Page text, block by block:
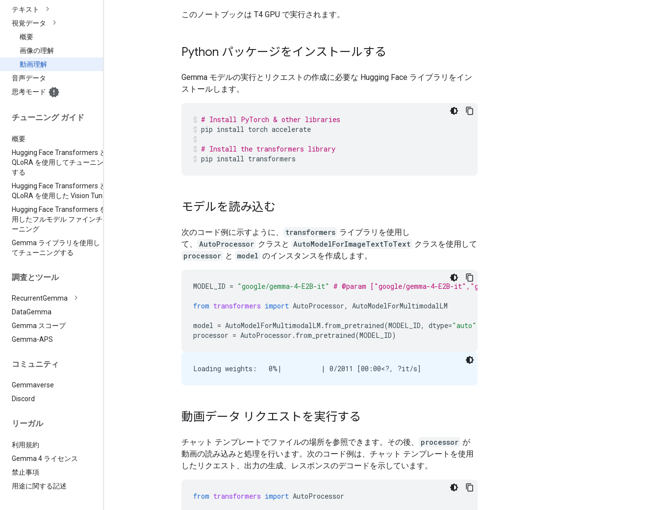
テキスト
視覚データ
概要
画像の理解
動画理解
音声データ
思考モード
チューニング ガイド
概要
Hugging Face Transformers と
QLoRA を使用してチューニング
する
Hugging Face Transformers と
QLoRA を使用した Vision Tune
Hugging Face Transformers を使
用したフルモデル ファインチュ
ーニング
Gemma ライブラリを使用し
てチューニングする
調査とツール
RecurrentGemma
DataGemma
Gemma スコープ
Gemma-APS
コミュニティ
Gemmaverse
Discord
リーガル
利用規約
Gemma 4 ライセンス
禁止事項
用途に関する記述
このノートブックは T4 GPU で実行されます。
Python パッケージをインストールする
Gemma モデルの実行とリクエストの作成に必要な Hugging Face ライブラリをイン
ストールします。
# Install PyTorch & other libraries
pip install torch accelerate
# Install the transformers library
pip install transformers
モデルを読み込む
次のコード例に示すように、 transformers ライブラリを使用し
て、
AutoProcessor クラスと AutoModelForImageTextToText クラスを使用して
processor と model のインスタンスを作成します。
MODEL_ID = "google/gemma-4-E2B-it" # @param ["google/gemma-4-E2B-it","google/gemma-4-E4B-it", "google/gemma-4-
from transformers import AutoProcessor, AutoModelForMultimodalLM
model = AutoModelForMultimodalLM . from_pretrained(MODEL_ID, dtype="auto"
processor = AutoProcessor . from_pretrained(MODEL_ID)
動画データ リクエストを実行する
チャット テンプレートでファイルの場所を参照できます。その後、 processor が
動画の読み込みと処理を行います。次のコード例は、チャット テンプレートを使用
したリクエスト、出力の生成、レスポンスのデコードを示しています。
from transformers import AutoProcessor